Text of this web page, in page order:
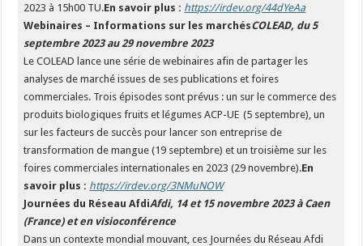
2023 à 15h00 TU.En savoir plus : https://irdev.org/44dYeAa
Webinaires – Informations sur les marchésCOLEAD, du 5
septembre 2023 au 29 novembre 2023
Le COLEAD lance une série de webinaires afin de partager les
analyses de marché issues de ses publications et foires
commerciales. Trois épisodes sont prévus : un sur le commerce des
produits biologiques fruits et légumes ACP-UE (5 septembre), un
sur les facteurs de succès pour lancer son entreprise de
transformation de mangue (19 septembre) et un troisième sur les
foires commerciales internationales en 2023 (29 novembre).En
savoir plus : https://irdev.org/3NMuNOW
Journées du Réseau AfdiAfdi, 14 et 15 novembre 2023 à Caen
(France) et en visioconférence
Dans un contexte mondial mouvant, ces Journées du Réseau Afdi